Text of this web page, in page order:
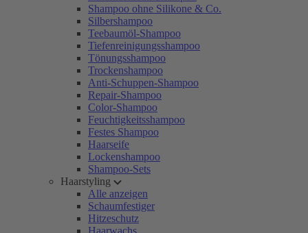
Shampoo ohne Silikone & Co.
Silbershampoo
Teebaumöl-Shampoo
Tiefenreinigungsshampoo
Tönungsshampoo
Trockenshampoo
Anti-Schuppen-Shampoo
Repair-Shampoo
Color-Shampoo
Feuchtigkeitsshampoo
Festes Shampoo
Haarseife
Lockenshampoo
Shampoo-Sets
Haarstyling
Alle anzeigen
Schaumfestiger
Hitzeschutz
Haarwachs